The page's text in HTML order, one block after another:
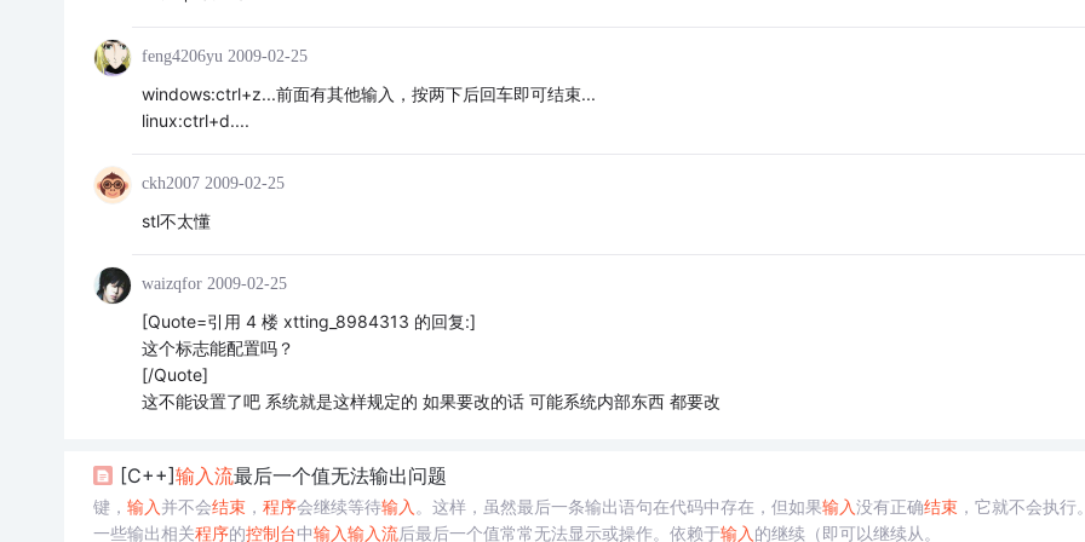
feng4206yu 2009-02-25
windows:ctrl+z...前面有其他输入，按两下后回车即可结束...
linux:ctrl+d....
ckh2007 2009-02-25
stl不太懂
waizqfor 2009-02-25
[Quote=引用 4 楼 xtting_8984313 的回复:]
这个标志能配置吗？
[/Quote]
这不能设置了吧 系统就是这样规定的 如果要改的话 可能系统内部东西 都要改
[C++]输入流最后一个值无法输出问题
键， 输入 并不会结束， 程序会继续等待输入 。这样，虽然最后一条输出语句在代码中存在，但如果输入没有正确结束，它就不会执行
一些输出相关程序的控制台中输入输入流后最后一个值常常无法显示或操作。依赖于输入 的继续（即可以继续从。